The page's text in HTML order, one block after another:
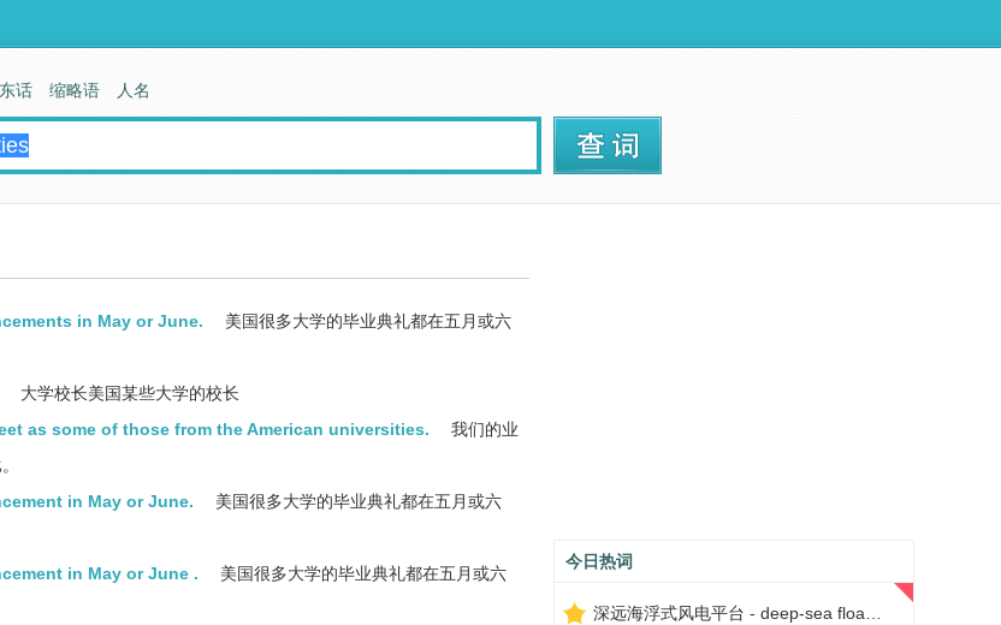
in May or June.
美国很多大学的毕业典礼都在五月或六
大学校长美国某些大学的校长
as some of those from the American universities.
我们的业
in May or June.
美国很多大学的毕业典礼都在五月或六
in May or June .
美国很多大学的毕业典礼都在五月或六
今日热词
话 缩略语 人名